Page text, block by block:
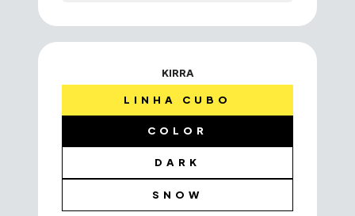
KIRRA
LINHA CUBO
COLOR
DARK
SNOW